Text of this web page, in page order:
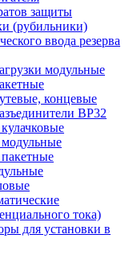
защиты
(рубильники)
ввода резерва
модульные
концевые
ВР32
тока)
для установки в